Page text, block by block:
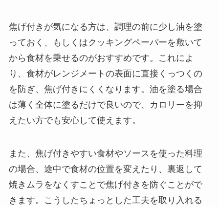
焦げ付きが気になる方は、調理の前に少し油を塗
っておく、もしくはクッキングペーパーを敷いて
から食材を乗せるのがおすすめです。これによ
り、食材がレンジメートの表面に直接くっつくの
を防ぎ、焦げ付きにくくなります。油を塗る場合
は薄く全体に塗るだけで良いので、カロリーを抑
えたい方でも安心して使えます。
また、焦げ付きやすい食材やソースを使った料理
の場合、途中で食材の位置を変えたり、裏返して
焼きムラをなくすことで焦げ付きを防ぐことがで
きます。こうしたちょっとした工夫を取り入れる